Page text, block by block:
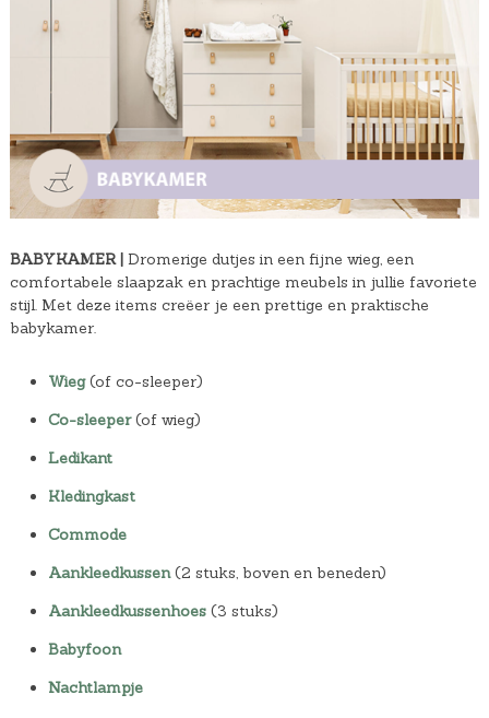
BABYKAMER |Dromerige dutjes in een fijne wieg, een
comfortabele slaapzak en prachtige meubels in jullie favoriete
stijl. Met deze items creëer je een prettige en praktische
babykamer.
Wieg(of co-sleeper)
Co-sleeper(of wieg)
Ledikant
Kledingkast
Commode
Aankleedkussen(2 stuks, boven en beneden)
Aankleedkussenhoes(3 stuks)
Babyfoon
Nachtlampje